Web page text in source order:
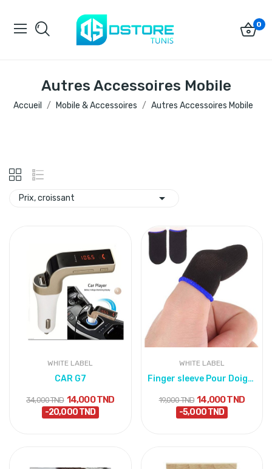
0
Autres Accessoires Mobile
Accueil Mobile & Accessoires Autres Accessoires Mobile
Prix, croissant 
WHITE LABEL
CAR G7
34,000 TND 14,000 TND
-20,000 TND
WHITE LABEL
Finger sleeve Pour Doigts Wasp Feelers pour Jeu...
19,000 TND 14,000 TND
-5,000 TND